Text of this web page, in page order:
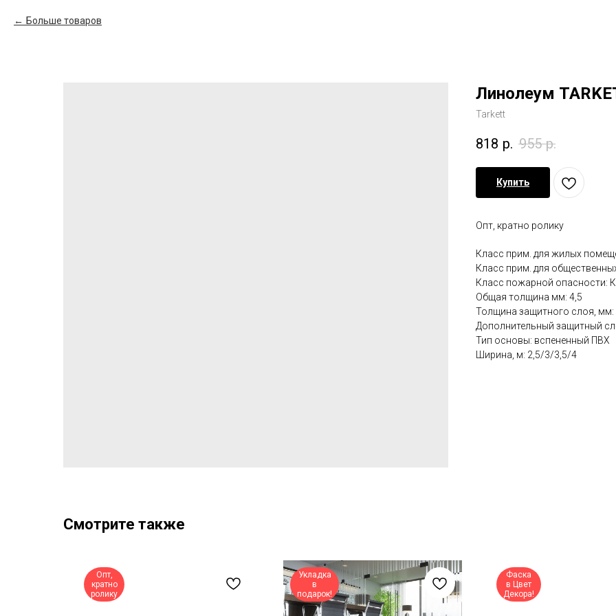
Больше товаров
Линолеум
Tarkett
818 р. 955 р.
Купить
Опт, кратно ролику
Класс прим. для жилых
Класс прим. для
Класс пожарной опасности:
Общая толщина мм: 4,5
Толщина защитного слоя, мм:
Дополнительный защитный
Тип основы: вспененный ПВХ
Ширина, м: 2,5/3/3,5/4
Смотрите также
Опт,
кратно
ролику
Укладка
в
подарок!
Фаска
в Цвет
Декора!